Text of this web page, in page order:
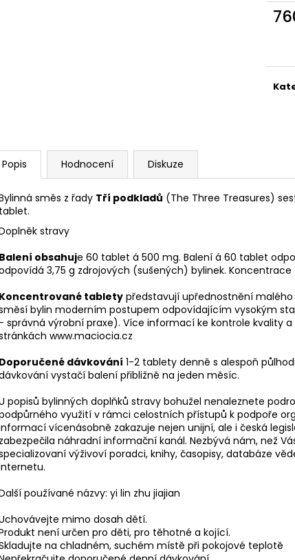
Popis Hodnocení Diskuze
směs z řady Tří podkladů (The Three Treasures)
tablet.
stravy
Balení obsahuje 60 tablet á 500 mg. Balení á 60 tablet
3,75 g zdrojových (sušených) bylinek. Koncentrace
Koncentrované tablety představují upřednostnění
bylin moderním postupem odpovídajícím vysokým
- správná výrobní praxe). Více informací ke kontrole kvality
www.maciocia.cz
Doporučené dávkování 1-2 tablety denně s alespoň
vystačí balení přibližně na jeden měsíc.
popisů bylinných doplňků stravy bohužel nenaleznete
využití v rámci celostních přístupů k podpoře
vícenásobně zakazuje nejen unijní, ale i česká
zabezpečila náhradní informační kanál. Nezbývá nám, než
výživoví poradci, knihy, časopisy, databáze
používané názvy: yi lin zhu jiajian
mimo dosah dětí.
není určen pro děti, pro těhotné a kojící.
na chladném, suchém místě při pokojové teplotě